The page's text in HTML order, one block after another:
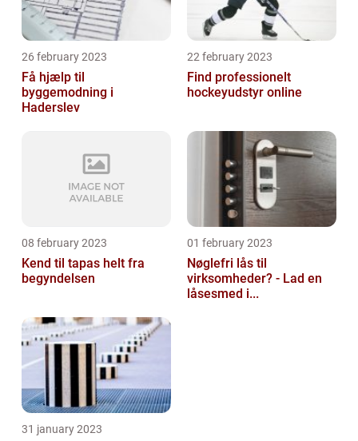
26 february 2023
Få hjælp til
byggemodning i
Haderslev
22 february 2023
Find professionelt
hockeyudstyr online
08 february 2023
Kend til tapas helt fra
begyndelsen
01 february 2023
Nøglefri lås til
virksomheder? - Lad en
låsesmed i...
31 january 2023